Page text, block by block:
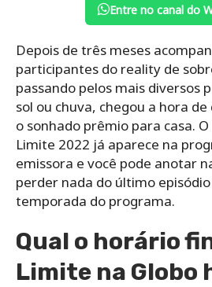
Entre no canal do
Depois de três meses
participantes do reality de
passando pelos mais diversos
sol ou chuva, chegou a hora
o sonhado prêmio para casa.
Limite 2022 já aparece na
emissora e você pode anotar
perder nada do último
temporada do programa.
Qual o horário
Limite na Globo